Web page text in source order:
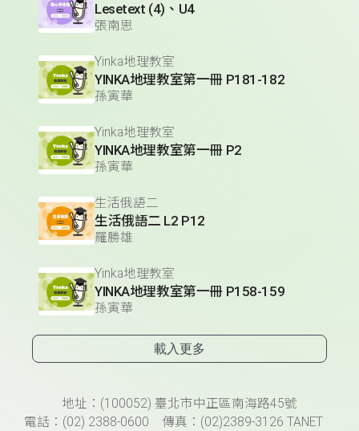
Lesetext (4)、U4
張南思
Yinka地理教室
YINKA地理教室第一冊 P181-182
孫寅華
Yinka地理教室
YINKA地理教室第一冊 P2
孫寅華
生活俄語二
生活俄語二 L2 P12
羅勝雄
Yinka地理教室
YINKA地理教室第一冊 P158-159
孫寅華
載入更多
頁尾資訊地址：(100052) 臺北市中正區南海路45號
電話：(02) 2388-0600 傳真：(02)2389-3126 TANET